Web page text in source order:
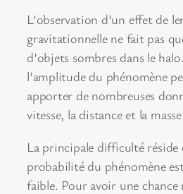
L’observation d’un effet de
gravitationnelle ne fait pas
d’objets sombres dans le
l’amplitude du phénomène
apporter de nombreuses
vitesse, la distance et la
La principale difficulté réside
probabilité du phénomène
faible. Pour avoir une chance